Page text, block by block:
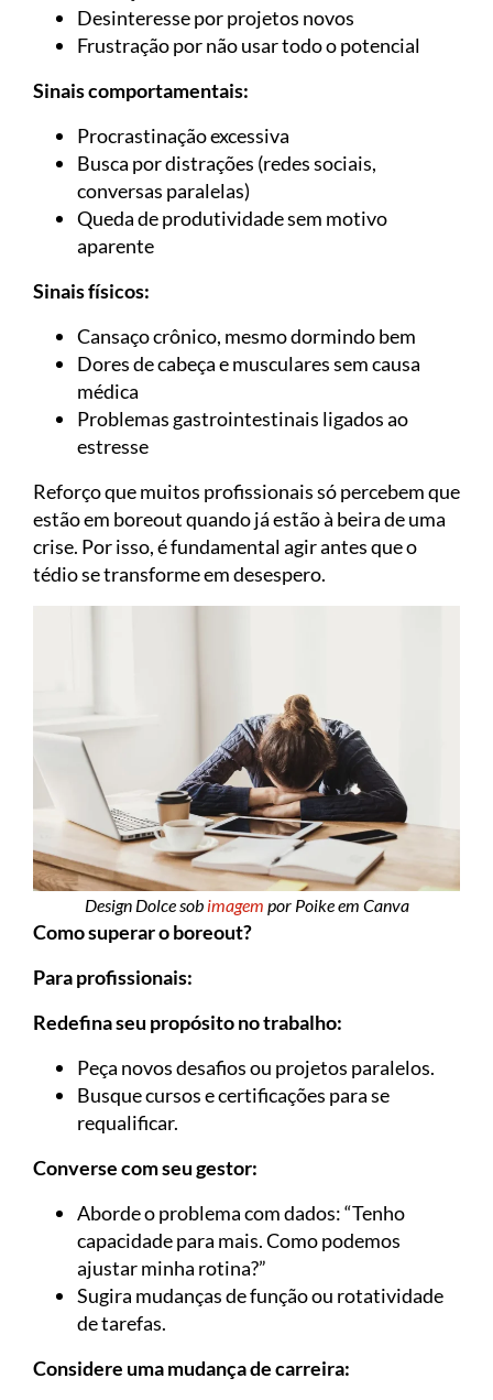
Desinteresse por projetos novos
Frustração por não usar todo o potencial
Sinais comportamentais:
Procrastinação excessiva
Busca por distrações (redes sociais,
conversas paralelas)
Queda de produtividade sem motivo
aparente
Sinais físicos:
Cansaço crônico, mesmo dormindo bem
Dores de cabeça e musculares sem causa
médica
Problemas gastrointestinais ligados ao
estresse
Reforço que muitos profissionais só percebem que
estão em boreout quando já estão à beira de uma
crise. Por isso, é fundamental agir antes que o
tédio se transforme em desespero.
Design Dolce sob imagem por Poike em Canva
Como superar o boreout?
Para profissionais:
Redefina seu propósito no trabalho:
Peça novos desafios ou projetos paralelos.
Busque cursos e certificações para se
requalificar.
Converse com seu gestor:
Aborde o problema com dados: “Tenho
capacidade para mais. Como podemos
ajustar minha rotina?”
Sugira mudanças de função ou rotatividade
de tarefas.
Considere uma mudança de carreira: